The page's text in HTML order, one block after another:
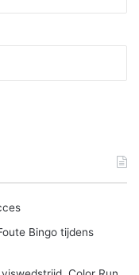
Bingo tijdens